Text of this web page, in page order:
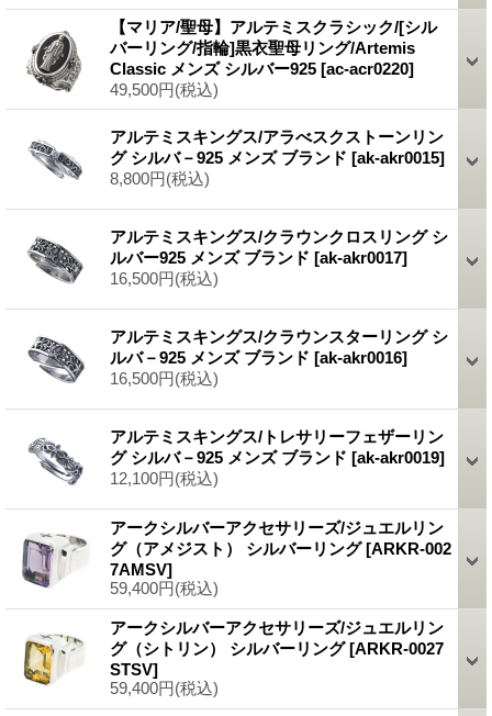
【マリア/聖母】アルテミスクラシック/[シル
バーリング/指輪]黒衣聖母リング/Artemis
Classic メンズ シルバー925 [ac-acr0220]
49,500円(税込)
アルテミスキングス/アラべスクストーンリン
グ シルバ－925 メンズ ブランド [ak-akr0015]
8,800円(税込)
アルテミスキングス/クラウンクロスリング シ
ルバー925 メンズ ブランド [ak-akr0017]
16,500円(税込)
アルテミスキングス/クラウンスターリング シ
ルバ－925 メンズ ブランド [ak-akr0016]
16,500円(税込)
アルテミスキングス/トレサリーフェザーリン
グ シルバ－925 メンズ ブランド [ak-akr0019]
12,100円(税込)
アークシルバーアクセサリーズ/ジュエルリン
グ（アメジスト） シルバーリング[ARKR-002
7AMSV]
59,400円(税込)
アークシルバーアクセサリーズ/ジュエルリン
グ（シトリン） シルバーリング[ARKR-0027
STSV]
59,400円(税込)